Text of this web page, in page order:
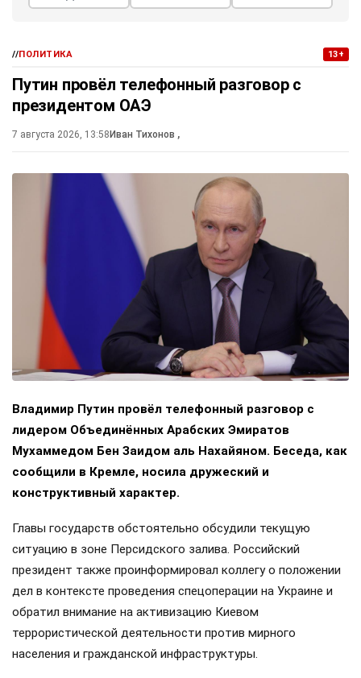
//ПОЛИТИКА 13+
Путин провёл телефонный разговор с
президентом ОАЭ
7 августа 2026, 13:58 Иван Тихонов ,
Владимир Путин провёл телефонный разговор с
лидером Объединённых Арабских Эмиратов
Мухаммедом Бен Заидом аль Нахайяном. Беседа, как
сообщили в Кремле, носила дружеский и
конструктивный характер.
Главы государств обстоятельно обсудили текущую
ситуацию в зоне Персидского залива. Российский
президент также проинформировал коллегу о положении
дел в контексте проведения спецоперации на Украине и
обратил внимание на активизацию Киевом
террористической деятельности против мирного
населения и гражданской инфраструктуры.